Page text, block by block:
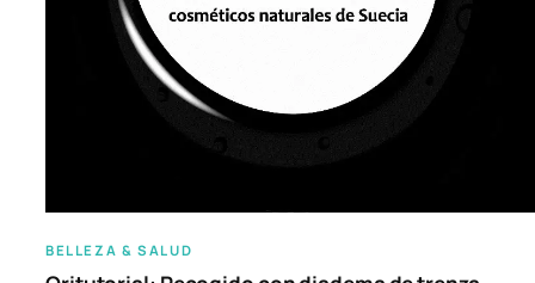
BELLEZA & SALUD